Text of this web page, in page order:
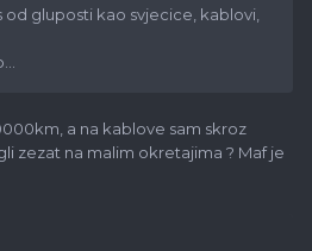
od gluposti kao svjecice, kablovi,
a na kablove sam skroz
zezat na malim okretajima ? Maf je